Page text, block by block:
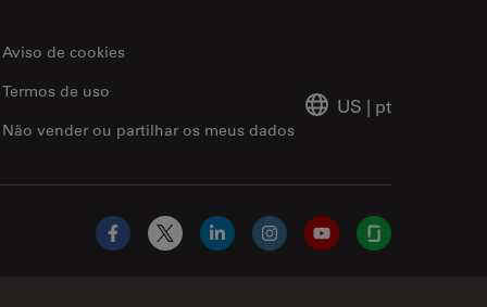
Aviso de cookies
Não vender ou partilhar os meus dados
Termos de uso
US | pt
Facebook
X LinkedInInstagramYouTubeGlassdoor